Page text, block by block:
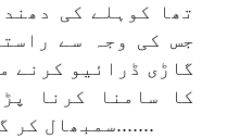
تھا کوہلے کی
جس کی وجہ سے
گاڑی ڈرائیو کرنے
کا سامنا کرنا
سمبھال کر گاڑی ڈرائیو کر رہا تھا.......